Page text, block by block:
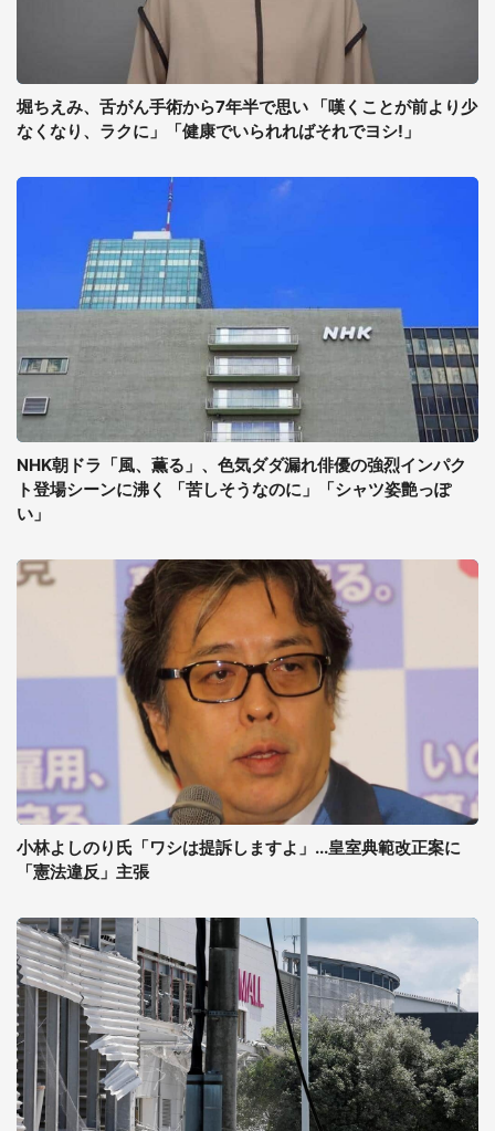
堀ちえみ、舌がん手術から7年半で思い 「嘆くことが前より少
なくなり、ラクに」「健康でいられればそれでヨシ!」
NHK朝ドラ「風、薫る」、色気ダダ漏れ俳優の強烈インパク
ト登場シーンに沸く 「苦しそうなのに」「シャツ姿艶っぽ
い」
小林よしのり氏「ワシは提訴しますよ」...皇室典範改正案に
「憲法違反」主張